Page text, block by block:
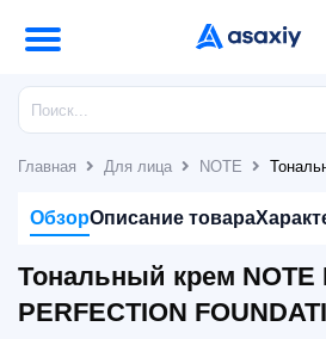
Главная Для лица NOTE
ОбзорОписание товара
Тональный крем NOTE
PERFECTION